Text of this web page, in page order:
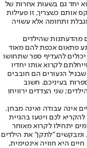
יחד גם בשעות אחרות של
אותם כשצריך, זו פעילות
ותחומה אלא עשויה
מהדעתנות שהילדים
פתאום אכפת להם מאוד
להעדיף ספר שתחושו
לקרוא אותו יחדיו
הנעורים הם חובבים
בעיניכם. חשוב
שני הצדדים ירוויחו
אינה עבודה ואינה מבחן.
לכם ויטעו בהגיית
יתחילו לקרוא מאוחר
"לתקן" את הילדים
היא חוויה אינטימית,